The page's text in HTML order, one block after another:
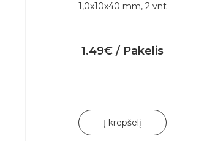
1,0x10x40 mm, 2 vnt
1.49€ / Pakelis
Į krepšelį